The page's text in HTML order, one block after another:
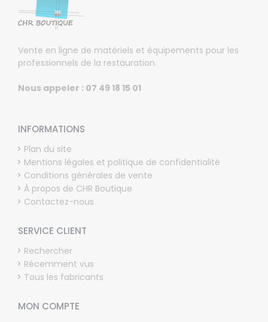
Vente en ligne de matériels et équipements pour les
professionnels de la restauration.
Nous appeler : 07 49 18 15 01
INFORMATIONS
Plan du site
Mentions légales et politique de confidentialité
Conditions générales de vente
À propos de CHR Boutique
Contactez-nous
SERVICE CLIENT
Rechercher
Récemment vus
Tous les fabricants
MON COMPTE